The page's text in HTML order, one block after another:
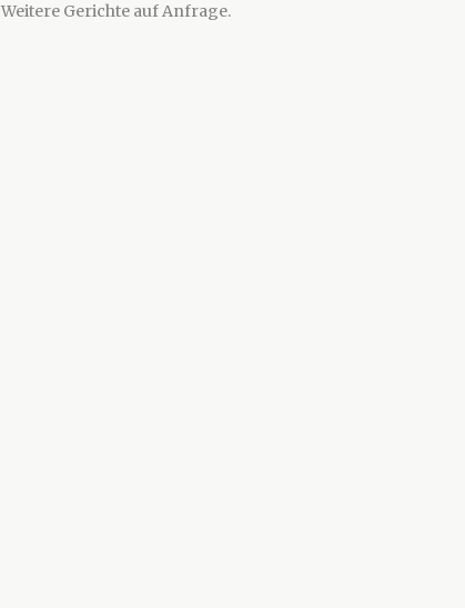
Weitere Gerichte auf Anfrage.